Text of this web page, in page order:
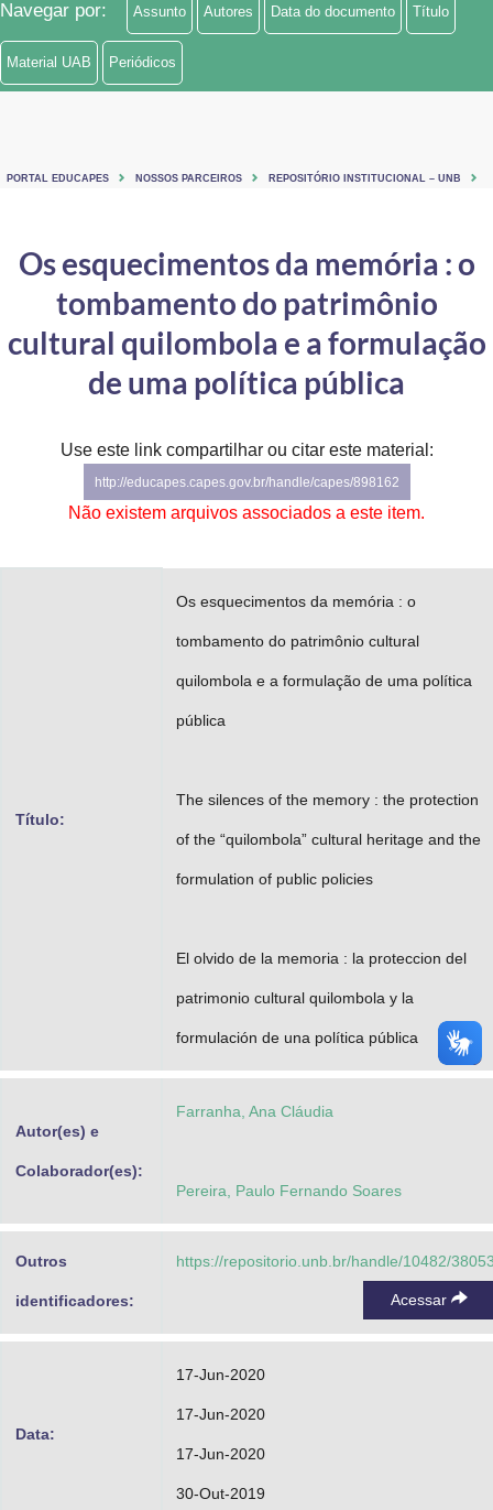
Ministério de Minas e Energia
Ministério da Ciência, Tecnologia, Inovações e Comunicações
Ministério do Turismo
Controladoria-Geral da União
Ministério da Mulher, da Família e dos Direitos Humanos
Gabinete de Segurança Institucional
Advocacia-Geral da União
Navegar por: Assunto Autores Data do documento Título
Material UAB Periódicos
PORTAL EDUCAPES NOSSOS PARCEIROS REPOSITÓRIO INSTITUCIONAL – UNB
Os esquecimentos da memória : o
tombamento do patrimônio
cultural quilombola e a formulação
de uma política pública
Use este link compartilhar ou citar este material:
http://educapes.capes.gov.br/handle/capes/898162
Não existem arquivos associados a este item.
Título:
Os esquecimentos da memória : o
tombamento do patrimônio cultural
quilombola e a formulação de uma política
pública
The silences of the memory : the protection
of the “quilombola” cultural heritage and the
formulation of public policies
El olvido de la memoria : la proteccion del
patrimonio cultural quilombola y la
formulación de una política pública
Autor(es) e
Colaborador(es):
Farranha, Ana Cláudia
Pereira, Paulo Fernando Soares
Outros
identificadores:
https://repositorio.unb.br/handle/10482/
Acessar
Data:
17-Jun-2020
17-Jun-2020
17-Jun-2020
30-Out-2019